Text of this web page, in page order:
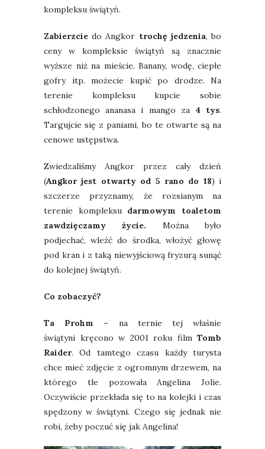
kompleksu świątyń.
Zabierzcie do Angkor trochę jedzenia, bo
ceny w kompleksie świątyń są znacznie
wyższe niż na mieście. Banany, wodę, ciepłe
gofry itp. możecie kupić po drodze. Na
terenie kompleksu kupcie sobie
schłodzonego ananasa i mango za 4 tys.
Targujcie się z paniami, bo te otwarte są na
cenowe ustępstwa.
Zwiedzaliśmy Angkor przez cały dzień
(Angkor jest otwarty od 5 rano do 18) i
szczerze przyznamy, że rozsianym na
terenie kompleksu darmowym toaletom
zawdzięczamy życie. Można było
podjechać, wleźć do środka, włożyć głowę
pod kran i z taką niewyjściową fryzurą sunąć
do kolejnej świątyń.
Co zobaczyć?
Ta Prohm – na ternie tej właśnie
świątyni kręcono w 2001 roku film Tomb
Raider. Od tamtego czasu każdy turysta
chce mieć zdjęcie z ogromnym drzewem, na
którego tle pozowała Angelina Jolie.
Oczywiście przekłada się to na kolejki i czas
spędzony w świątyni. Czego się jednak nie
robi, żeby poczuć się jak Angelina!